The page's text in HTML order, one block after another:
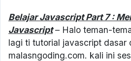
Belajar Javascript Part 7 :
Javascript– Halo teman-
lagi ti tutorial javascript dasar
malasngoding.com. kali ini